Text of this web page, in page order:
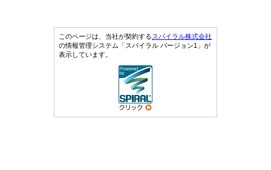
このページは、当社が契約するスパイラル株式会社
の情報管理システム「スパイラル バージョン1」が
表示しています。